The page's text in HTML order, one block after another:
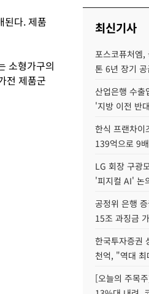
된다. 제품
소형가구의
전 제품군
최신기사
포스코퓨처엠
톤 6년 장기 공
산업은행 수출
'지방 이전 반
한식 프랜차이
139억으로 9
LG 회장 구광
'피지컬 AI' 논
공정위 은행
15조 과징금
한국투자증권
천억, "역대
[오늘의 주목